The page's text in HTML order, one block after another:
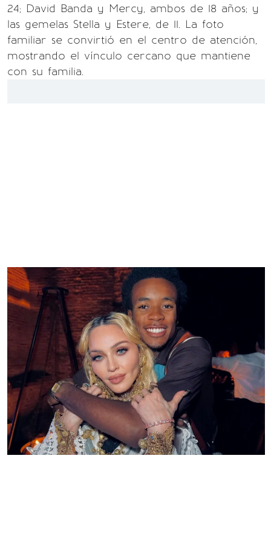
24; David Banda y Mercy, ambos de 18 años; y
las gemelas Stella y Estere, de 11. La foto
familiar se convirtió en el centro de atención,
mostrando el vínculo cercano que mantiene
con su familia.